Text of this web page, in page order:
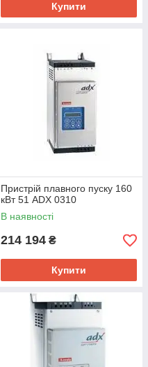
Купити
Пристрій плавного пуску 160
кВт 51 ADX 0310
В наявності
214 194 ₴
Купити